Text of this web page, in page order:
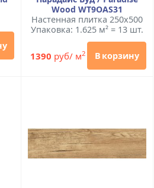
Wood WT9OAS31
Настенная плитка 250x500
Упаковка: 1.625 м² = 13 шт.
1390 руб/ м2 В корзину